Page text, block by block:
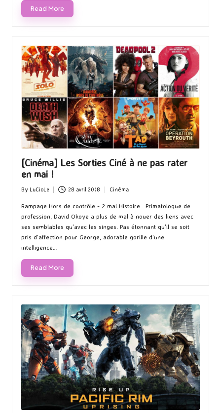
Read More
[Cinéma] Les Sorties Ciné à ne pas rater
en mai !
Posted
by
By LuCioLe 28 avril 2018
in
Cinéma
Rampage Hors de contrôle - 2 mai Histoire : Primatologue de
profession, David Okoye a plus de mal à nouer des liens avec
ses semblables qu'avec les singes. Pas étonnant qu'il se soit
pris d'affection pour George, adorable gorille d'une
intelligence…
Read More